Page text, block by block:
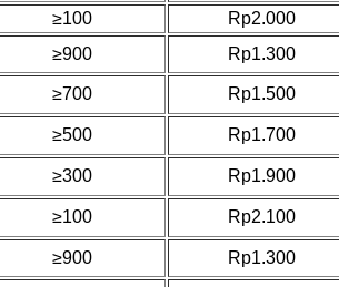
≥100
Rp2.000
≥900 Rp1.300
≥700 Rp1.500
≥500 Rp1.700
≥300 Rp1.900
≥100 Rp2.100
≥900 Rp1.300